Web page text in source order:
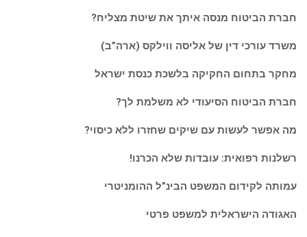
חברת הביטוח מנסה איתך את שיטת מצליח?
משרד עורכי דין של אליסה ווילקס (ארה”ב)
מחקר בתחום החקיקה בלשכת כנסת ישראל
חברת הביטוח הסיעודי לא משלמת לך?
מה אפשר לעשות עם שיקים שחזרו ללא כיסוי?
רשלנות רפואית: עובדות שלא הכרנו!
עמותה לקידום המשפט הבינ”ל ההומניטרי
האגודה הישראלית למשפט פרטי